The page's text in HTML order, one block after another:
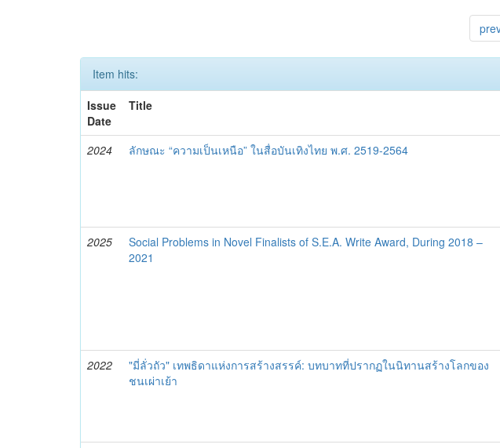
Item hits:
Issue
Date
Title
2024 ลักษณะ “ความเป็นเหนือ” ในสื่อบันเทิงไทย พ.ศ. 2519-2564
2025
Social Problems in Novel Finalists of S.E.A. Write Award, During 2018 –
2021
2022
"มี่ลั่วถัว" เทพธิดาแห่งการสร้างสรรค์: บทบาทที่ปรากฏในนิทานสร้างโลกของ
ชนเผ่าเย้า